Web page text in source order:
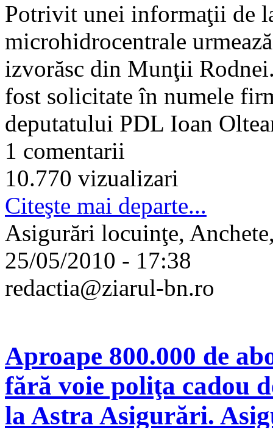
Potrivit unei informaţii de
microhidrocentrale
izvorăsc din Munţii
fost solicitate în numele
deputatului PDL Ioan
1 comentarii
10.770 vizualizari
Citeşte mai departe...
Asigurări locuinţe,
25/05/2010 - 17:38
redactia@ziarul-bn.ro
Aproape 800.000 de
fără voie poliţa cadou
la Astra Asigurări.